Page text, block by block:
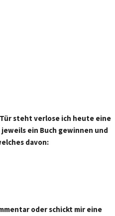
steht verlose ich heute eine
ein Buch gewinnen und
davon:
oder schickt mir eine